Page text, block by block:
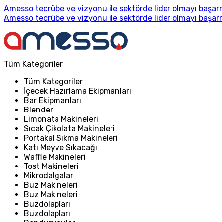
Amesso tecrübe ve vizyonu ile sektörde lider olmayı
Amesso tecrübe ve vizyonu ile sektörde lider olmayı
Tüm Kategoriler
Tüm Kategoriler
İçecek Hazırlama Ekipmanları
Bar Ekipmanları
Blender
Limonata Makineleri
Sıcak Çikolata Makineleri
Portakal Sıkma Makineleri
Katı Meyve Sıkacağı
Waffle Makineleri
Tost Makineleri
Mikrodalgalar
Buz Makineleri
Buz Makineleri
Buzdolapları
Buzdolapları